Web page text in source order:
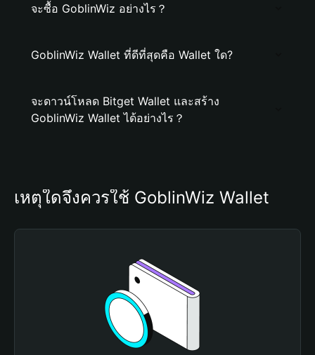
จะซื้อ GoblinWiz อย่างไร？
GoblinWiz Wallet ที่ดีที่สุดคือ Wallet ใด?
จะดาวน์โหลด Bitget Wallet และสร้าง
GoblinWiz Wallet ได้อย่างไร？
เหตุใดจึงควรใช้ GoblinWiz Wallet